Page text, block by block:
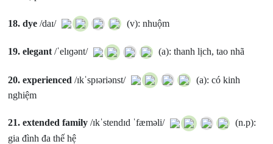
18.dye /daɪ/ (v): nhuộm
19.elegant /ˈelɪɡənt/ (a): thanh lịch, tao nhã
20.experienced /ɪkˈspɪəriənst/
(a): có kinh
nghiệm
21.extended family /ɪkˈstendɪd ˈfæməli/
(n.p):
gia đình đa thế hệ